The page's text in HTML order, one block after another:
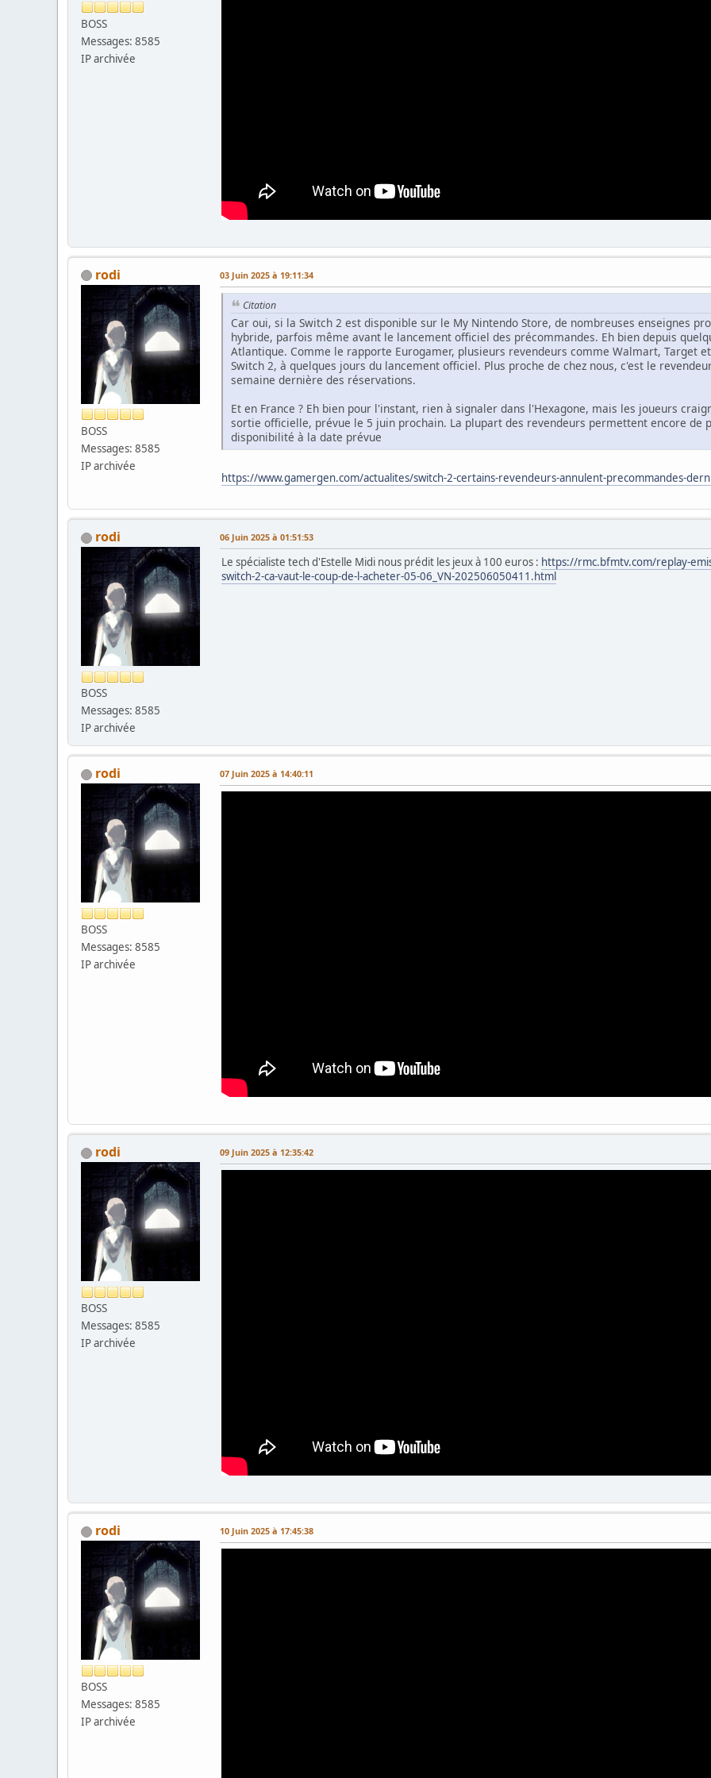
BOSS
Messages: 8585
IP archivée
rodi
BOSS
Messages: 8585
IP archivée
03 Juin 2025 à 19:11:34
Citation
Car oui, si la Switch 2 est disponible sur le My Nintendo Store, de nombreuses enseignes
hybride, parfois même avant le lancement officiel des précommandes. Eh bien depuis
Atlantique. Comme le rapporte Eurogamer, plusieurs revendeurs comme Walmart, Target
Switch 2, à quelques jours du lancement officiel. Plus proche de chez nous, c'est le
semaine dernière des réservations.
Et en France ? Eh bien pour l'instant, rien à signaler dans l'Hexagone, mais les joueurs
sortie officielle, prévue le 5 juin prochain. La plupart des revendeurs permettent encore de
disponibilité à la date prévue
https://www.gamergen.com/actualites/switch-2-certains-revendeurs-annulent-precommandes-
rodi
BOSS
Messages: 8585
IP archivée
06 Juin 2025 à 01:51:53
Le spécialiste tech d'Estelle Midi nous prédit les jeux à 100 euros : https://rmc.bfmtv.com/replay-
switch-2-ca-vaut-le-coup-de-l-acheter-05-06_VN-202506050411.html
rodi
BOSS
Messages: 8585
IP archivée
07 Juin 2025 à 14:40:11
rodi
BOSS
Messages: 8585
IP archivée
09 Juin 2025 à 12:35:42
rodi
BOSS
Messages: 8585
IP archivée
10 Juin 2025 à 17:45:38